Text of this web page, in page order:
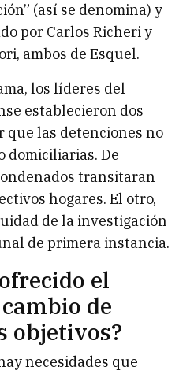
(así se denomina) y
por Carlos Richeri y
ambos de Esquel.
los líderes del
establecieron dos
que las detenciones no
domiciliarias. De
transitaran
hogares. El otro,
de la investigación
de primera instancia.
el
de
objetivos?
necesidades que